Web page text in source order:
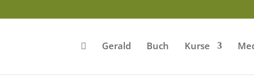
Gerald Buch Kurse